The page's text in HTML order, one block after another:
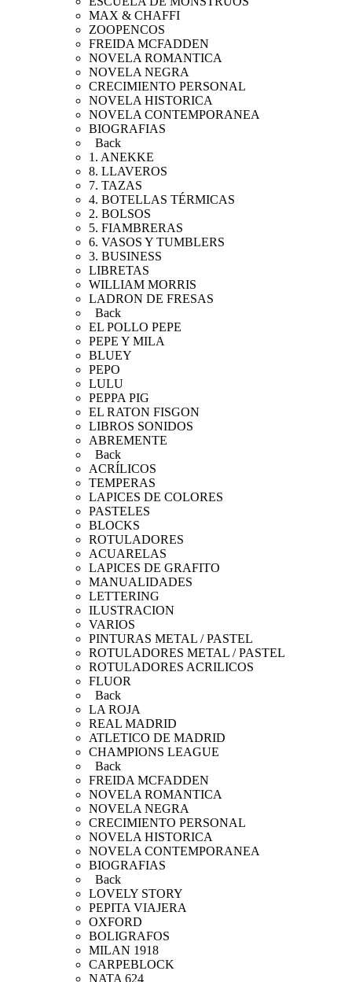
MAX & CHAFFI
ZOOPENCOS
FREIDA MCFADDEN
NOVELA ROMANTICA
NOVELA NEGRA
CRECIMIENTO PERSONAL
NOVELA HISTORICA
NOVELA CONTEMPORANEA
BIOGRAFIAS
Back
1. ANEKKE
8. LLAVEROS
7. TAZAS
4. BOTELLAS TÉRMICAS
2. BOLSOS
5. FIAMBRERAS
6. VASOS Y TUMBLERS
3. BUSINESS
LIBRETAS
WILLIAM MORRIS
LADRON DE FRESAS
Back
EL POLLO PEPE
PEPE Y MILA
BLUEY
PEPO
LULU
PEPPA PIG
EL RATON FISGON
LIBROS SONIDOS
ABREMENTE
Back
ACRÍLICOS
TEMPERAS
LAPICES DE COLORES
PASTELES
BLOCKS
ROTULADORES
ACUARELAS
LAPICES DE GRAFITO
MANUALIDADES
LETTERING
ILUSTRACION
VARIOS
PINTURAS METAL / PASTEL
ROTULADORES METAL / PASTEL
ROTULADORES ACRILICOS
FLUOR
Back
LA ROJA
REAL MADRID
ATLETICO DE MADRID
CHAMPIONS LEAGUE
Back
FREIDA MCFADDEN
NOVELA ROMANTICA
NOVELA NEGRA
CRECIMIENTO PERSONAL
NOVELA HISTORICA
NOVELA CONTEMPORANEA
BIOGRAFIAS
Back
LOVELY STORY
PEPITA VIAJERA
OXFORD
BOLIGRAFOS
MILAN 1918
CARPEBLOCK
NATA 624